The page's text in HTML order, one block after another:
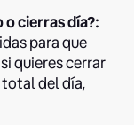
cierras día?:
para que
quieres cerrar
del día,